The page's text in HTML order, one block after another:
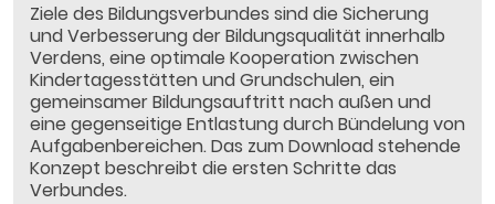
Ziele des Bildungsverbundes sind die Sicherung
und Verbesserung der Bildungsqualität innerhalb
Verdens, eine optimale Kooperation zwischen
Kindertagesstätten und Grundschulen, ein
gemeinsamer Bildungsauftritt nach außen und
eine gegenseitige Entlastung durch Bündelung von
Aufgabenbereichen. Das zum Download stehende
Konzept beschreibt die ersten Schritte das
Verbundes.